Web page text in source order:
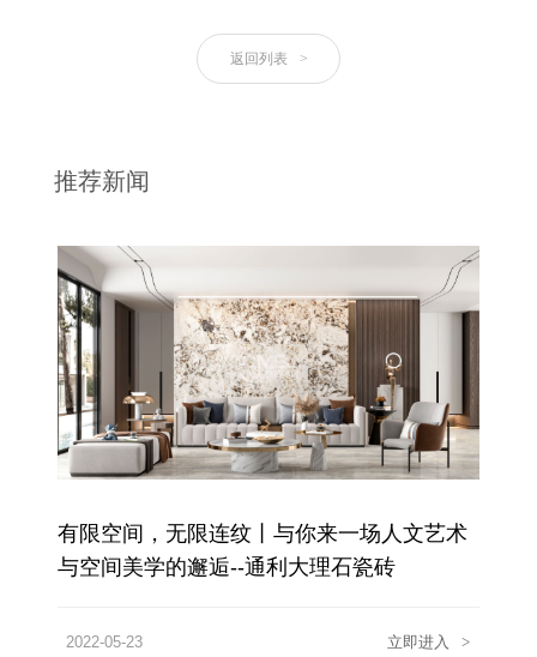
返回列表 >
推荐新闻
有限空间，无限连纹丨与你来一场人文艺术
与空间美学的邂逅--通利大理石瓷砖
2022-05-23 立即进入 >